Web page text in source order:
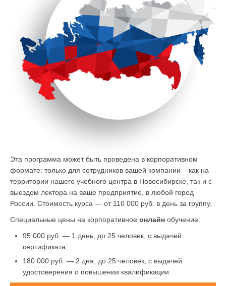
Эта программа может быть проведена в корпоративном
формате: только для сотрудников вашей компании – как на
территории нашего учебного центра в Новосибирске, так и с
выездом лектора на ваше предприятие, в любой город
России. Стоимость курса — от 110 000 руб. в день за группу.
Специальные цены на корпоративное онлайн обучение:
95 000 руб. — 1 день, до 25 человек, с выдачей
сертификата;
180 000 руб. — 2 дня, до 25 человек, с выдачей
удостоверения о повышении квалификации.